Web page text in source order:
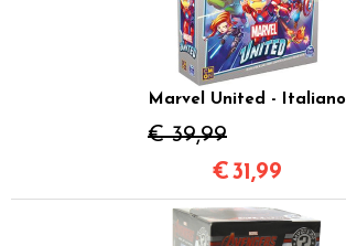
Marvel United - Italiano
€ 39,99
€31,99